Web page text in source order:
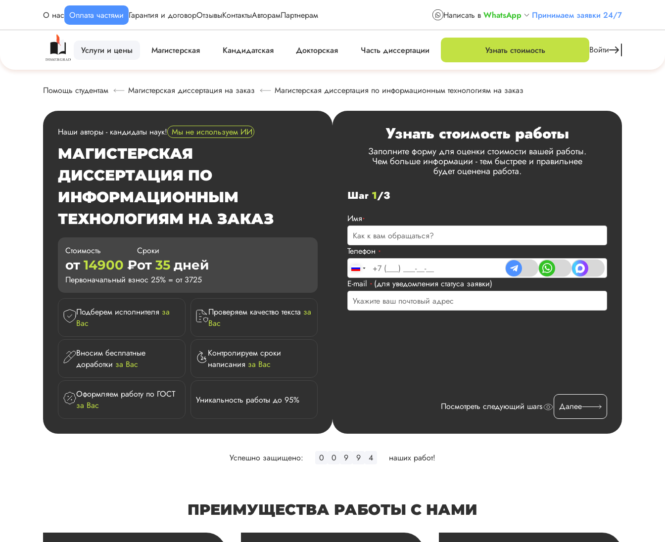
О нас Оплата частями Гарантия и договорОтзывыКонтактыАвторамПартнерам Написать в WhatsApp Принимаем заявки 24/7
Услуги и цены Магистерская Кандидатская Докторская Часть диссертации Узнать стоимость Войти
Помощь студентам Магистерская диссертация на заказ Магистерская диссертация по информационным технологиям на заказ
Наши авторы - кандидаты наук! Мы не используем ИИ
МАГИСТЕРСКАЯ
ДИССЕРТАЦИЯ ПО
ИНФОРМАЦИОННЫМ
ТЕХНОЛОГИЯМ НА ЗАКАЗ
Стоимость
от 14900 ₽
Сроки
от 35 дней
Первоначальный взнос 25% = от 3725
Подберем исполнителя за
Вас
Проверяем качество текста за
Вас
Вносим бесплатные
доработки за Вас
Контролируем сроки
написания за Вас
Оформляем работу по ГОСТ
за Вас
Уникальность работы до 95%
Узнать стоимость работы
Заполните форму для оценки стоимости вашей работы.
Чем больше информации - тем быстрее и правильнее
будет оценена работа.
Шаг 1/3
Имя*
Телефон *
E-mail * (для уведомления статуса заявки)
Посмотреть следующий шагs Далее
Успешно защищено: 4
9
9
0
0 наших работ!
ПРЕИМУЩЕСТВА РАБОТЫ С НАМИ